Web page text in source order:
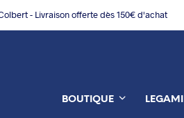
- Livraison offerte dès 150€ d'achat
BOUTIQUE LEGAMI